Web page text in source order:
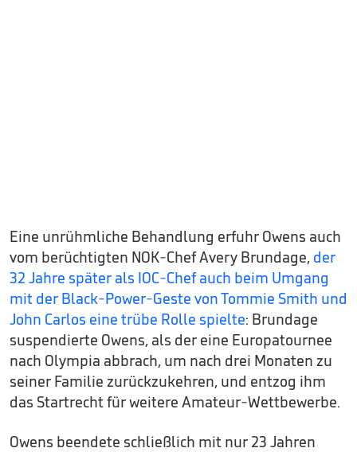
Eine unrühmliche Behandlung erfuhr Owens auch
vom berüchtigten NOK-Chef Avery Brundage, der
32 Jahre später als IOC-Chef auch beim Umgang
mit der Black-Power-Geste von Tommie Smith und
John Carlos eine trübe Rolle spielte: Brundage
suspendierte Owens, als der eine Europatournee
nach Olympia abbrach, um nach drei Monaten zu
seiner Familie zurückzukehren, und entzog ihm
das Startrecht für weitere Amateur-Wettbewerbe.
Owens beendete schließlich mit nur 23 Jahren